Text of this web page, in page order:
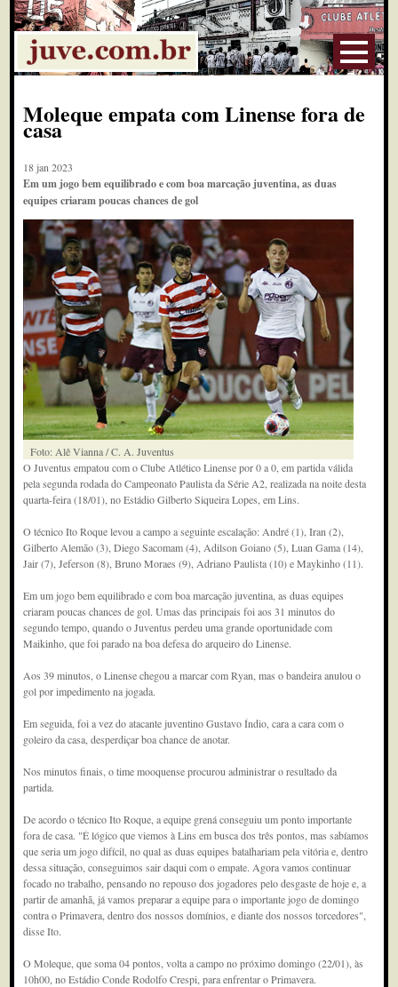
Moleque empata com Linense fora de
casa
18 jan 2023
Em um jogo bem equilibrado e com boa marcação juventina, as duas
equipes criaram poucas chances de gol
Foto: Alê Vianna / C. A. Juventus
O Juventus empatou com o Clube Atlético Linense por 0 a 0, em partida válida
pela segunda rodada do Campeonato Paulista da Série A2, realizada na noite desta
quarta-feira (18/01), no Estádio Gilberto Siqueira Lopes, em Lins.
O técnico Ito Roque levou a campo a seguinte escalação: André (1), Iran (2),
Gilberto Alemão (3), Diego Sacomam (4), Adilson Goiano (5), Luan Gama (14),
Jair (7), Jeferson (8), Bruno Moraes (9), Adriano Paulista (10) e Maykinho (11).
Em um jogo bem equilibrado e com boa marcação juventina, as duas equipes
criaram poucas chances de gol. Umas das principais foi aos 31 minutos do
segundo tempo, quando o Juventus perdeu uma grande oportunidade com
Maikinho, que foi parado na boa defesa do arqueiro do Linense.
Aos 39 minutos, o Linense chegou a marcar com Ryan, mas o bandeira anulou o
gol por impedimento na jogada.
Em seguida, foi a vez do atacante juventino Gustavo Índio, cara a cara com o
goleiro da casa, desperdiçar boa chance de anotar.
Nos minutos finais, o time mooquense procurou administrar o resultado da
partida.
De acordo o técnico Ito Roque, a equipe grená conseguiu um ponto importante
fora de casa. "É lógico que viemos à Lins em busca dos três pontos, mas sabíamos
que seria um jogo difícil, no qual as duas equipes batalhariam pela vitória e, dentro
dessa situação, conseguimos sair daqui com o empate. Agora vamos continuar
focado no trabalho, pensando no repouso dos jogadores pelo desgaste de hoje e, a
partir de amanhã, já vamos preparar a equipe para o importante jogo de domingo
contra o Primavera, dentro dos nossos domínios, e diante dos nossos torcedores",
disse Ito.
O Moleque, que soma 04 pontos, volta a campo no próximo domingo (22/01), às
10h00, no Estádio Conde Rodolfo Crespi, para enfrentar o Primavera.